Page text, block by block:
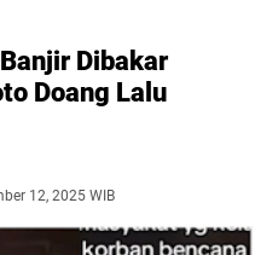
Dibakar
Doang Lalu
12, 2025 WIB